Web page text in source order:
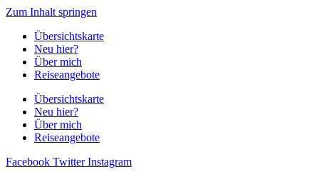
Zum Inhalt springen
Übersichtskarte
Neu hier?
Über mich
Reiseangebote
Übersichtskarte
Neu hier?
Über mich
Reiseangebote
Facebook Twitter Instagram